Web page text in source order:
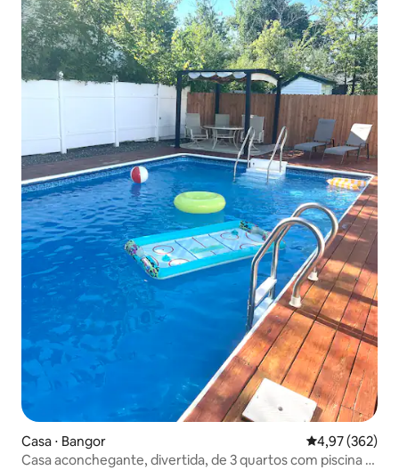
Casa ⋅ Bangor 4,97 de uma
4,97 (362)
Casa aconchegante, divertida, de 3 quartos com piscina e